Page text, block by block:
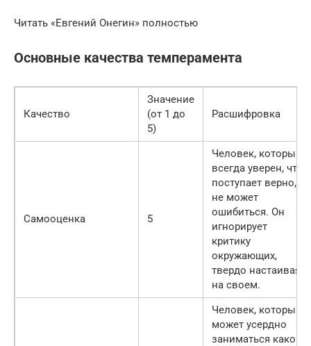
Читать «Евгений Онегин» полностью
Основные качества темперамента
Качество
Значение
(от 1 до
5)
Расшифровка
Самооценка 5
Человек, который
всегда уверен, что
поступает верно, и
не может
ошибиться. Он
игнорирует
критику
окружающих,
твердо настаивая
на своем.
Человек, который
может усердно
заниматься какой-